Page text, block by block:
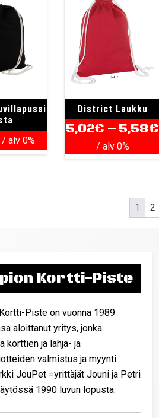
/ alv 0%
District Laukku
5,02€ – 5,58€
/ alv 0%
1 2
Kortti-Piste
Piste on vuonna 1989
aloittanut yritys, jonka
korttien ja lahja- ja
valmistus ja myynti.
JouPet =yrittäjät Jouni ja Petri
1990 luvun lopusta.